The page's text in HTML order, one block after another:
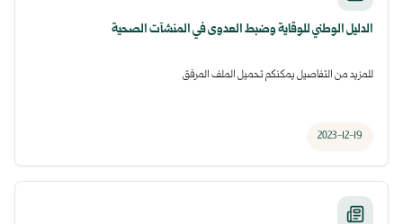
الدليل الوطني للوقاية وضبط العدوى في المنشآت الصحية
للمزيد من التفاصيل يمكنكم تحميل الملف المرفق
2023-12-19